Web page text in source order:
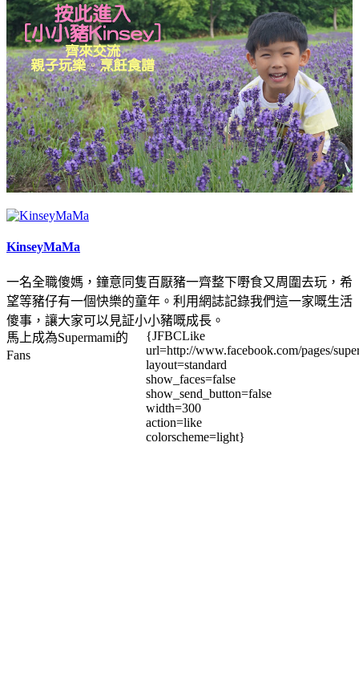
KinseyMaMa
一名全職傻媽，鐘意同隻百厭豬一齊整下嘢食又周圍去玩，希
望等豬仔有一個快樂的童年。利用網誌記錄我們這一家嘅生活
傻事，讓大家可以見証小小豬嘅成長。
馬上成為Supermami的
Fans
{JFBCLike
url=http://www.facebook.com/pages/
layout=standard
show_faces=false
show_send_button=false
width=300
action=like
colorscheme=light}